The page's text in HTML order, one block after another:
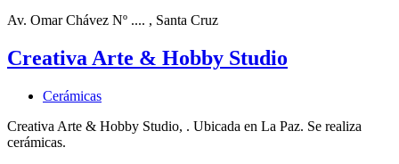
Av. Omar Chávez Nº .... , Santa Cruz
Creativa Arte & Hobby Studio
Cerámicas
Creativa Arte & Hobby Studio, . Ubicada en La Paz. Se realiza
cerámicas.